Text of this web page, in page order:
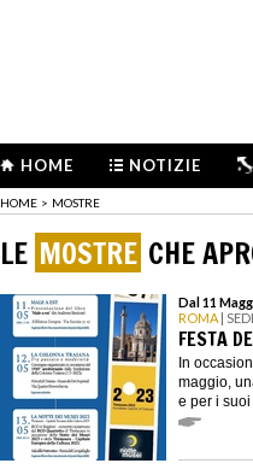
HOME NOTIZIE
HOME > MOSTRE
LE MOSTRE CHE
Dal 11
ROMA |
FESTA
In
maggio,
e per i suoi